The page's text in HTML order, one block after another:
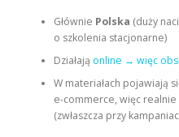
Głównie Polska (duży
o szkolenia stacjonarne)
Działają online → więc
W materiałach pojawiają
e-commerce, więc realnie
(zwłaszcza przy